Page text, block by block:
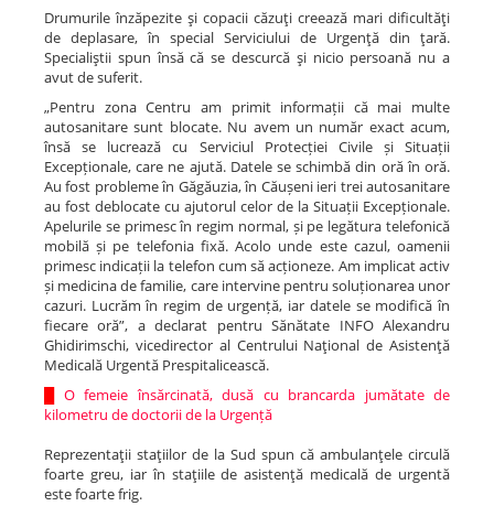
Drumurile înzăpezite şi copacii căzuţi creează mari dificultăţi
de deplasare, în special Serviciului de Urgenţă din ţară.
Specialiştii spun însă că se descurcă şi nicio persoană nu a
avut de suferit.
„Pentru zona Centru am primit informații că mai multe
autosanitare sunt blocate. Nu avem un număr exact acum,
însă se lucrează cu Serviciul Protecției Civile și Situații
Excepționale, care ne ajută. Datele se schimbă din oră în oră.
Au fost probleme în Găgăuzia, în Căușeni ieri trei autosanitare
au fost deblocate cu ajutorul celor de la Situații Excepționale.
Apelurile se primesc în regim normal, și pe legătura telefonică
mobilă și pe telefonia fixă. Acolo unde este cazul, oamenii
primesc indicații la telefon cum să acționeze. Am implicat activ
și medicina de familie, care intervine pentru soluționarea unor
cazuri. Lucrăm în regim de urgență, iar datele se modifică în
fiecare oră”, a declarat pentru Sănătate INFO Alexandru
Ghidirimschi, vicedirector al Centrului Naţional de Asistenţă
Medicală Urgentă Prespitalicească.
O femeie însărcinată, dusă cu brancarda jumătate de
kilometru de doctorii de la Urgență
Reprezentaţii staţiilor de la Sud spun că ambulanţele circulă
foarte greu, iar în staţiile de asistenţă medicală de urgentă
este foarte frig.